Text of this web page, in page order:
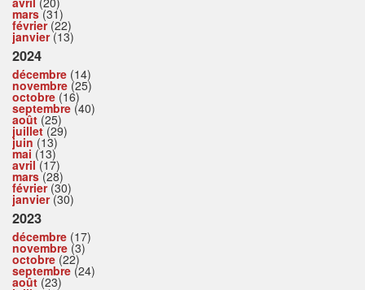
mars(31)
février(22)
janvier(13)
2024
décembre (14)
novembre (25)
octobre (16)
septembre (40)
août (25)
juillet(29)
juin (13)
mai (13)
avril(17)
mars(28)
février(30)
janvier(30)
2023
décembre (17)
novembre (3)
octobre (22)
septembre (24)
août (23)